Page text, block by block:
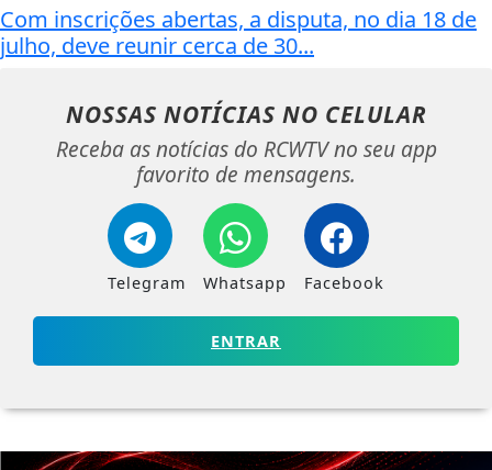
Com inscrições abertas, a disputa, no dia 18 de
julho, deve reunir cerca de 30...
NOSSAS NOTÍCIAS NO CELULAR
Receba as notícias do RCWTV no seu app
favorito de mensagens.
Telegram Whatsapp Facebook
ENTRAR